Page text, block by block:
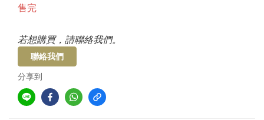
售完
若想購買，請聯絡我們。
聯絡我們
分享到